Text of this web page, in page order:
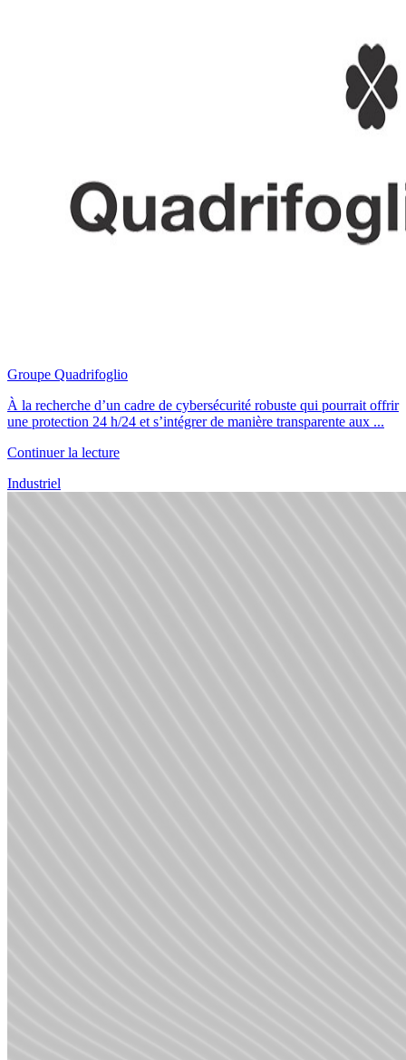
Groupe Quadrifoglio
À la recherche d’un cadre de cybersécurité robuste qui pourrait offrir
une protection 24 h/24 et s’intégrer de manière transparente aux ...
Continuer la lecture
Industriel